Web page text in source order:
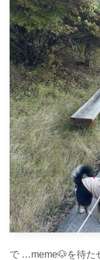
で …meme🐶を待た